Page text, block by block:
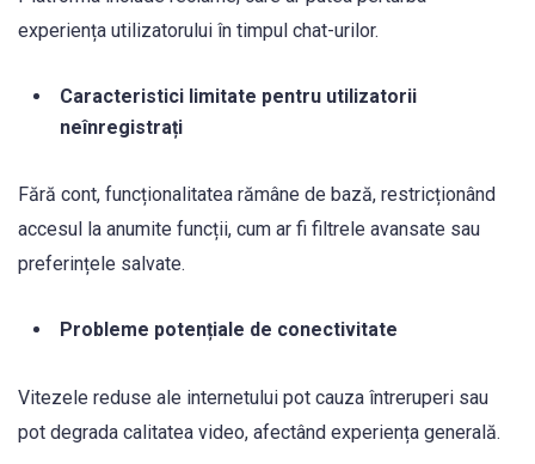
experiența utilizatorului în timpul chat-urilor.
Caracteristici limitate pentru utilizatorii
neînregistrați
Fără cont, funcționalitatea rămâne de bază, restricționând
accesul la anumite funcții, cum ar fi filtrele avansate sau
preferințele salvate.
Probleme potențiale de conectivitate
Vitezele reduse ale internetului pot cauza întreruperi sau
pot degrada calitatea video, afectând experiența generală.